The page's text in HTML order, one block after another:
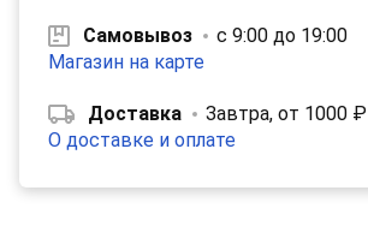
Самовывоз
с 9:00 до 19:00
Магазин на карте
Доставка
Завтра, от 1000 ₽
О доставке и оплате